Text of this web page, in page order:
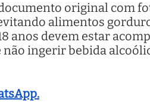
original com
alimentos
anos devem estar
ingerir bebida